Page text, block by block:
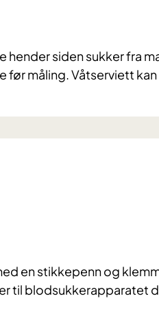
hender siden sukker fra
før måling. Våtserviett
en stikkepenn og
til blodsukkerapparatet